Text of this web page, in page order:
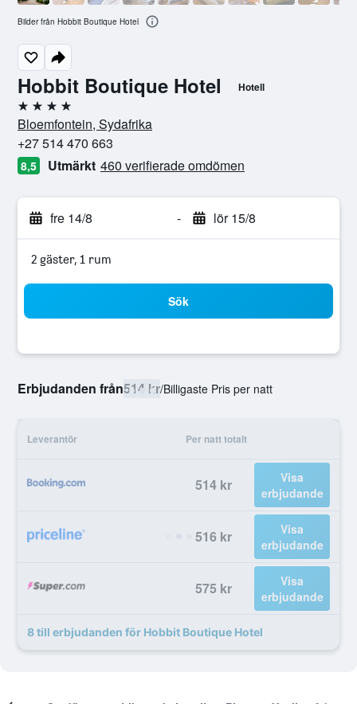
Hobbit Boutique Hotel Hotell
4 stjärnor
Bloemfontein, Sydafrika
+27 514 470 663
8,5 Utmärkt 460 verifierade omdömen
fre 14/8 - lör 15/8
2 gäster, 1 rum
Sök
Erbjudanden från514 kr/Billigaste Pris per natt
Leverantör Per natt totalt
514 kr
Visa
erbjudande
516 kr
Visa
erbjudande
575 kr
Visa
erbjudande
8 till erbjudanden för Hobbit Boutique Hotel
Bilder från Hobbit Boutique Hotel